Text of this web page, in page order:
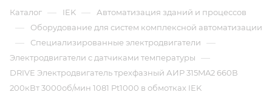
Каталог — IEK — Автоматизация зданий и процессов
— Оборудование для систем комплексной автоматизации
— Специализированные электродвигатели —
Электродвигатели с датчиками температуры —
DRIVE Электродвигатель трехфазный АИР 315MA2 660В
200кВт 3000об/мин 1081 Pt1000 в обмотках IEK